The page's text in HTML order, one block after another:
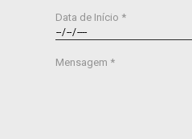
Data de Início *
Mensagem *